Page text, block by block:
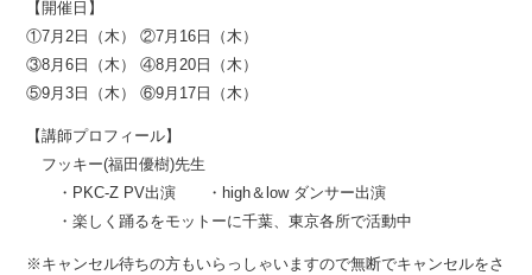
【開催日】
①7月2日（木） ②7月16日（木）
③8月6日（木） ④8月20日（木）
⑤9月3日（木） ⑥9月17日（木）
【講師プロフィール】
フッキー(福田優樹)先生
・PKC-Z PV出演 ・high＆low ダンサー出演
・楽しく踊るをモットーに千葉、東京各所で活動中
※キャンセル待ちの方もいらっしゃいますので無断でキャンセルをさ